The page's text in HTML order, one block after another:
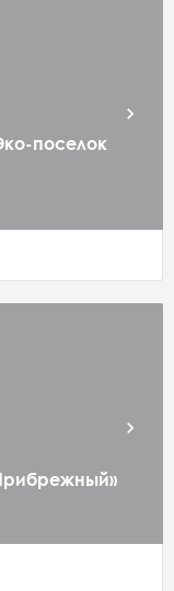
поселок